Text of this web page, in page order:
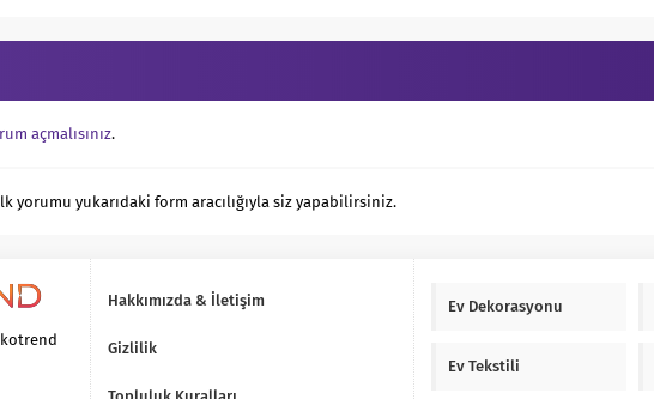
açmalısınız.
yorumu yukarıdaki form aracılığıyla siz yapabilirsiniz.
Hakkımızda & İletişim
Gizlilik
Ev Dekorasyonu
Ev Tekstili